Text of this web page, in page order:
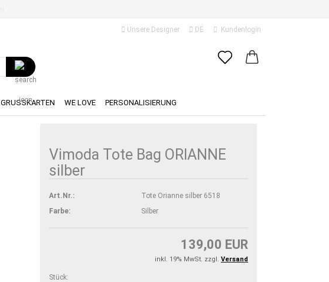
Unsere Designer DE
Lieferland
Kundenlogin
Passwort vergessen?
Suche...
GRUSSKARTEN WE LOVE PERSONALISIERUNG
Vimoda Tote Bag ORIANNE
silber
Art.Nr.:
Tote Orianne silber 6518
Farbe:
Silber
139,00 EUR
inkl. 19% MwSt. zzgl. Versand
Stück: